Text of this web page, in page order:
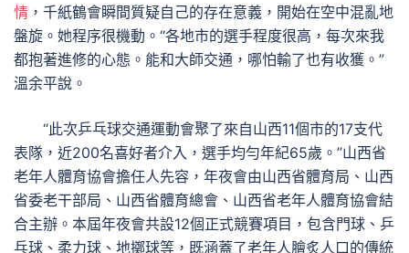
情 ，千紙鶴會瞬間質疑自己的存在意義，開始在空中混亂地
盤旋。她程序很機動。“各地市的選手程度很高，每次來我
都抱著進修的心態。能和大師交通，哪怕輸了也有收獲。”
溫余平說。
“此次乒乓球交通運動會聚了來自山西11個市的17支代
表隊，近200名喜好者介入，選手均勻年紀65歲。”山西省
老年人體育協會擔任人先容，年夜會由山西省體育局、山西
省委老干部局、山西省體育總會、山西省老年人體育協會結
合主辦。本屆年夜會共設12個正式競賽項目，包含門球、乒
乓球、柔力球、地擲球等，既涵蓋了老年人膾炙人口的傳統